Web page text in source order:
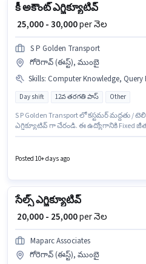
కీ అకౌంట్ ఎగ్జిక్యూటివ్
₹ 25,000 - 30,000per నెల
S P Golden Transport
గోరెగావ్ (ఈస్ట్), ముంబై
Skills: Computer Knowledge, Query
Day shift 12వ తరగతి పాస్ Other
S P Golden Transport లో కస్టమర్ మద్దతు
ఎగ్జిక్యూటివ్ గా చేరండి. ఈ ఉద్యోగానికి Fixed
అభ్యర్థులు తప్పనిసరిగా 12వ తరగతి పాస్ డిగ్రీ/
Time ఉద్యోగం, ఇందులో DAY shift మరియు
Posted 10+ days ago
సేల్స్ ఎగ్జిక్యూటివ్
₹ 20,000 - 25,000per నెల
Maparc Associates
గోరెగావ్ (ఈస్ట్), ముంబై